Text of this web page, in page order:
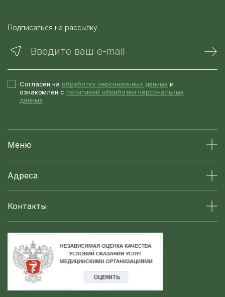
Подписаться на рассылку
Введите ваш e-mail
Согласен на обработку персональных данных и
ознакомлен с политикой обработки персональных
данных
Меню
Адреса
Контакты